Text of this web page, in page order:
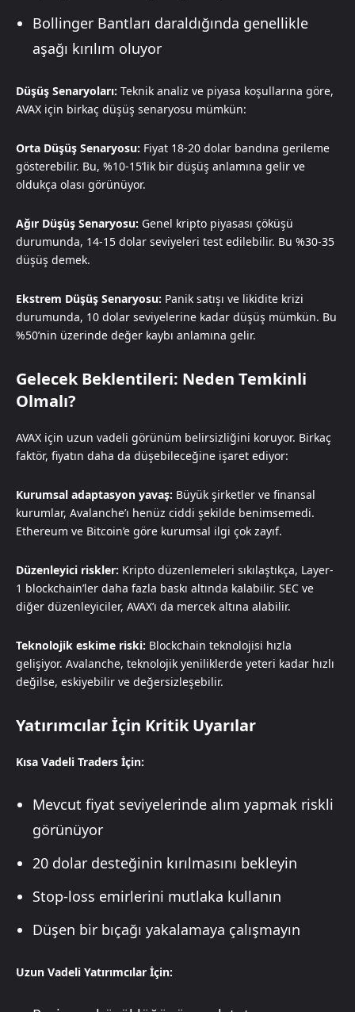
Bollinger Bantları daraldığında genellikle
aşağı kırılım oluyor
Düşüş Senaryoları: Teknik analiz ve piyasa koşullarına göre,
AVAX için birkaç düşüş senaryosu mümkün:
Orta Düşüş Senaryosu: Fiyat 18-20 dolar bandına gerileme
gösterebilir. Bu, %10-15’lik bir düşüş anlamına gelir ve
oldukça olası görünüyor.
Ağır Düşüş Senaryosu: Genel kripto piyasası çöküşü
durumunda, 14-15 dolar seviyeleri test edilebilir. Bu %30-35
düşüş demek.
Ekstrem Düşüş Senaryosu: Panik satışı ve likidite krizi
durumunda, 10 dolar seviyelerine kadar düşüş mümkün. Bu
%50’nin üzerinde değer kaybı anlamına gelir.
Gelecek Beklentileri: Neden Temkinli
Olmalı?
AVAX için uzun vadeli görünüm belirsizliğini koruyor. Birkaç
faktör, fiyatın daha da düşebileceğine işaret ediyor:
Kurumsal adaptasyon yavaş: Büyük şirketler ve finansal
kurumlar, Avalanche’ı henüz ciddi şekilde benimsemedi.
Ethereum ve Bitcoin’e göre kurumsal ilgi çok zayıf.
Düzenleyici riskler: Kripto düzenlemeleri sıkılaştıkça, Layer-
1 blockchain’ler daha fazla baskı altında kalabilir. SEC ve
diğer düzenleyiciler, AVAX’ı da mercek altına alabilir.
Teknolojik eskime riski: Blockchain teknolojisi hızla
gelişiyor. Avalanche, teknolojik yeniliklerde yeteri kadar hızlı
değilse, eskiyebilir ve değersizleşebilir.
Yatırımcılar İçin Kritik Uyarılar
Kısa Vadeli Traders İçin:
Mevcut fiyat seviyelerinde alım yapmak riskli
görünüyor
20 dolar desteğinin kırılmasını bekleyin
Stop-loss emirlerini mutlaka kullanın
Düşen bir bıçağı yakalamaya çalışmayın
Uzun Vadeli Yatırımcılar İçin: